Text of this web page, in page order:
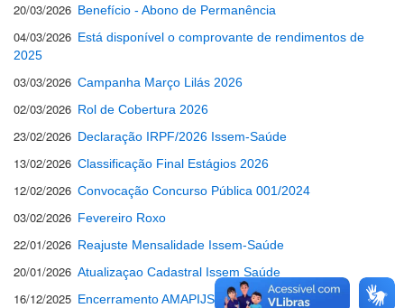
20/03/2026 Benefício - Abono de Permanência
04/03/2026 Está disponível o comprovante de rendimentos de
2025
03/03/2026 Campanha Março Lilás 2026
02/03/2026 Rol de Cobertura 2026
23/02/2026 Declaração IRPF/2026 Issem-Saúde
13/02/2026 Classificação Final Estágios 2026
12/02/2026 Convocação Concurso Pública 001/2024
03/02/2026 Fevereiro Roxo
22/01/2026 Reajuste Mensalidade Issem-Saúde
20/01/2026 Atualizaçao Cadastral Issem Saúde
16/12/2025 Encerramento AMAPIJS 2025